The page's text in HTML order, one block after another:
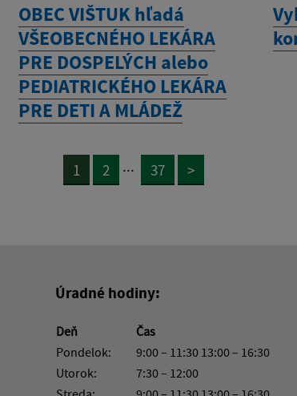
OBEC VIŠTUK hľadá
VŠEOBECNÉHO LEKÁRA
PRE DOSPELÝCH alebo
PEDIATRICKÉHO LEKÁRA
PRE DETI A MLÁDEŽ
1 2 ... 37 >
Úradné hodiny:
Deň
Čas
Pondelok:
9:00 – 11:30 13:00 – 16:30
Utorok:
7:30 – 12:00